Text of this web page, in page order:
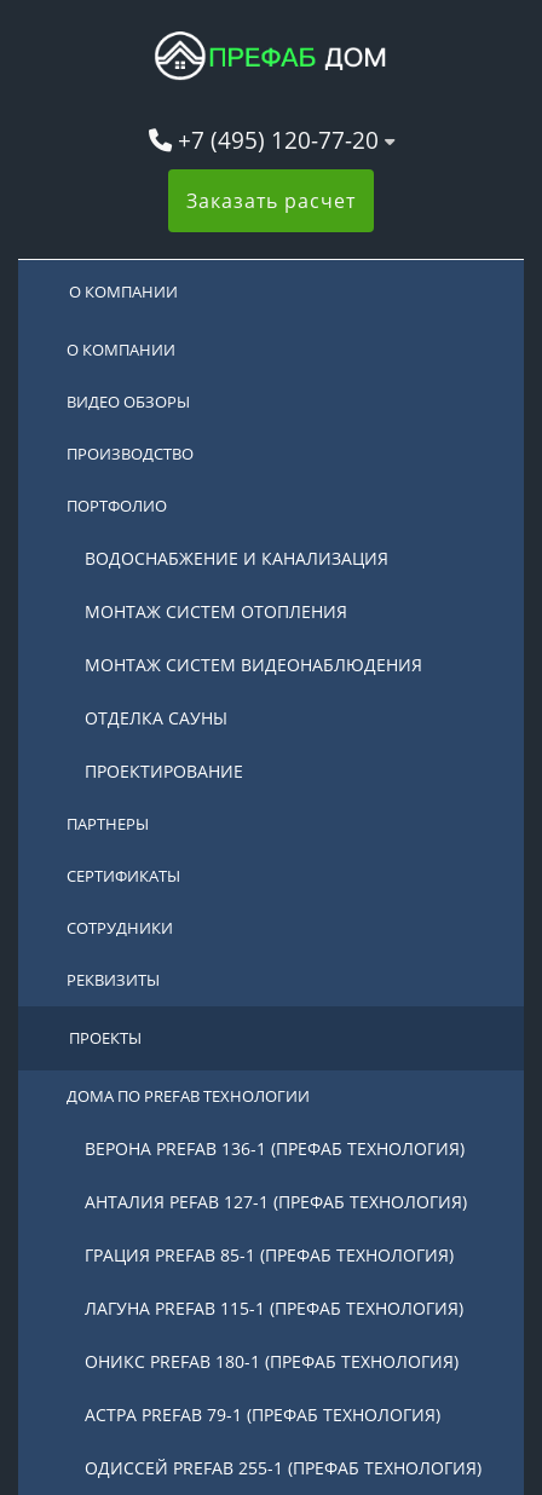
+7 (495) 120-77-20
Заказать расчет
О КОМПАНИИ
О КОМПАНИИ
ВИДЕО ОБЗОРЫ
ПРОИЗВОДСТВО
ПОРТФОЛИО
ВОДОСНАБЖЕНИЕ И КАНАЛИЗАЦИЯ
МОНТАЖ СИСТЕМ ОТОПЛЕНИЯ
МОНТАЖ СИСТЕМ ВИДЕОНАБЛЮДЕНИЯ
ОТДЕЛКА САУНЫ
ПРОЕКТИРОВАНИЕ
ПАРТНЕРЫ
СЕРТИФИКАТЫ
СОТРУДНИКИ
РЕКВИЗИТЫ
ПРОЕКТЫ
ДОМА ПО PREFAB ТЕХНОЛОГИИ
ВЕРОНА PREFAB 136-1 (ПРЕФАБ ТЕХНОЛОГИЯ)
АНТАЛИЯ PEFAB 127-1 (ПРЕФАБ ТЕХНОЛОГИЯ)
ГРАЦИЯ PREFAB 85-1 (ПРЕФАБ ТЕХНОЛОГИЯ)
ЛАГУНА PREFAB 115-1 (ПРЕФАБ ТЕХНОЛОГИЯ)
ОНИКС PREFAB 180-1 (ПРЕФАБ ТЕХНОЛОГИЯ)
АСТРА PREFAB 79-1 (ПРЕФАБ ТЕХНОЛОГИЯ)
ОДИССЕЙ PREFAB 255-1 (ПРЕФАБ ТЕХНОЛОГИЯ)